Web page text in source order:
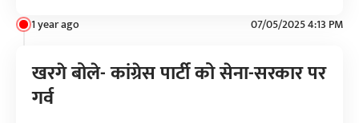
1 year ago 07/05/2025 4:13 PM
खरगे बोले- कांग्रेस पार्टी को सेना-सरकार पर
गर्व